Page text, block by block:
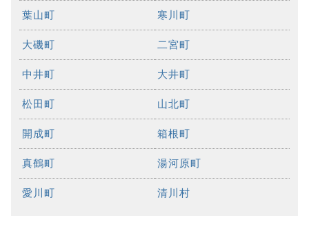
葉山町 寒川町
大磯町 二宮町
中井町 大井町
松田町 山北町
開成町 箱根町
真鶴町 湯河原町
愛川町 清川村